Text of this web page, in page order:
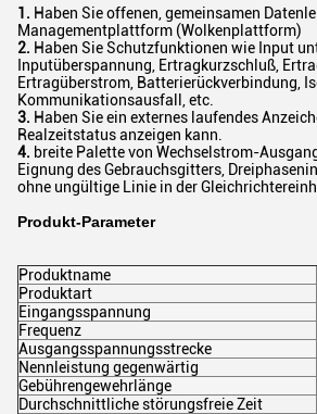
1. Haben Sie offenen, gemeinsamen
Managementplattform (Wolkenplattform)
2. Haben Sie Schutzfunktionen wie Input
Inputüberspannung, Ertragkurzschluß,
Ertragüberstrom, Batterierückverbindung,
Kommunikationsausfall, etc.
3. Haben Sie ein externes laufendes
Realzeitstatus anzeigen kann.
4. breite Palette von Wechselstrom-
Eignung des Gebrauchsgitters,
ohne ungültige Linie in der
Produkt-Parameter
Produktname
Produktart
Eingangsspannung
Frequenz
Ausgangsspannungsstrecke
Nennleistung gegenwärtig
Gebührengewehrlänge
Durchschnittliche störungsfreie Zeit